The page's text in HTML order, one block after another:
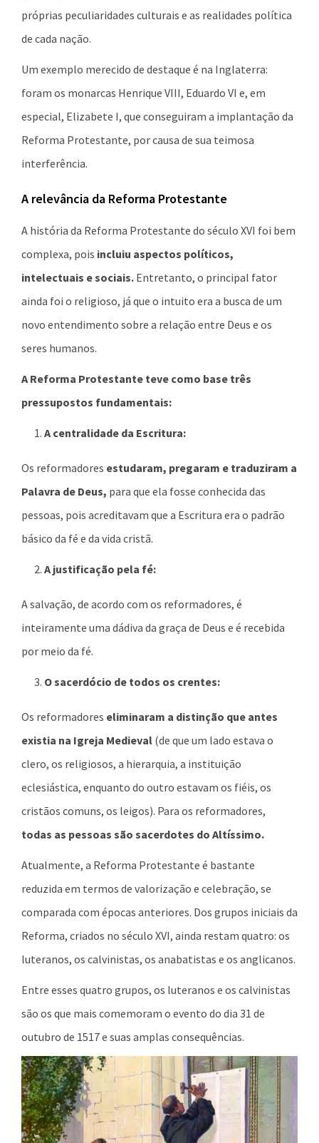
próprias peculiaridades culturais e as realidades política
de cada nação.
Um exemplo merecido de destaque é na Inglaterra:
foram os monarcas Henrique VIII, Eduardo VI e, em
especial, Elizabete I, que conseguiram a implantação da
Reforma Protestante, por causa de sua teimosa
interferência.
A relevância da Reforma Protestante
A história da Reforma Protestante do século XVI foi bem
complexa, pois incluiu aspectos políticos,
intelectuais e sociais. Entretanto, o principal fator
ainda foi o religioso, já que o intuito era a busca de um
novo entendimento sobre a relação entre Deus e os
seres humanos.
A Reforma Protestante teve como base três
pressupostos fundamentais:
A centralidade da Escritura:
Os reformadores estudaram, pregaram e traduziram a
Palavra de Deus, para que ela fosse conhecida das
pessoas, pois acreditavam que a Escritura era o padrão
básico da fé e da vida cristã.
A justificação pela fé:
A salvação, de acordo com os reformadores, é
inteiramente uma dádiva da graça de Deus e é recebida
por meio da fé.
O sacerdócio de todos os crentes:
Os reformadores eliminaram a distinção que antes
existia na Igreja Medieval (de que um lado estava o
clero, os religiosos, a hierarquia, a instituição
eclesiástica, enquanto do outro estavam os fiéis, os
cristãos comuns, os leigos). Para os reformadores,
todas as pessoas são sacerdotes do Altíssimo.
Atualmente, a Reforma Protestante é bastante
reduzida em termos de valorização e celebração, se
comparada com épocas anteriores. Dos grupos iniciais da
Reforma, criados no século XVI, ainda restam quatro: os
luteranos, os calvinistas, os anabatistas e os anglicanos.
Entre esses quatro grupos, os luteranos e os calvinistas
são os que mais comemoram o evento do dia 31 de
outubro de 1517 e suas amplas consequências.